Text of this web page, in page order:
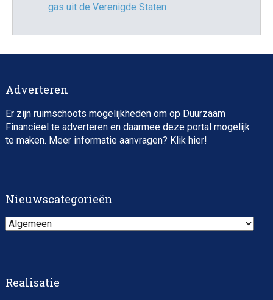
gas uit de Verenigde Staten
Adverteren
Er zijn ruimschoots mogelijkheden om op Duurzaam
Financieel te adverteren en daarmee deze portal mogelijk
te maken. Meer informatie aanvragen? Klik hier!
Nieuwscategorieën
Nieuwscategorieën
Realisatie